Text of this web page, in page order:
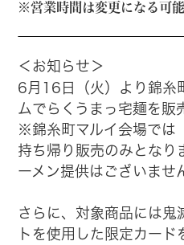
※営業時間は変更になる可
＜お知らせ＞
6月16日（火）より錦糸
ムでらくうまっ宅麺を販
※錦糸町マルイ会場では
持ち帰り販売のみとなり
ーメン提供はございませ
さらに、対象商品には鬼
トを使用した限定カード